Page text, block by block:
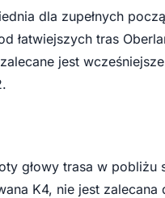
dla zupełnych
łatwiejszych tras
jest
głowy trasa w pobliżu
K4, nie jest zalecana